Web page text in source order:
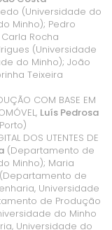
(Universidade do
Minho); Pedro
Rocha
(Universidade
do Minho); João
Teixeira
COM BASE EM
Luís Pedrosa
DOS UTENTES DE
(Departamento de
Minho); Maria
(Departamento de
Universidade
de Produção
do Minho
Universidade do